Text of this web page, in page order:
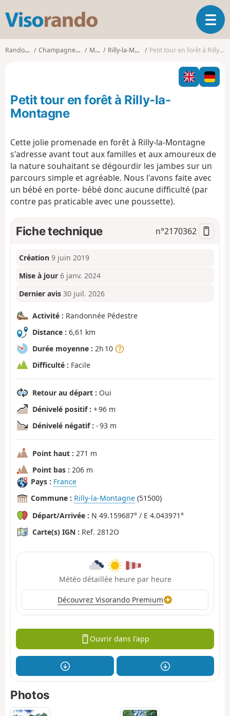
s
o
O
u
v
i
r
l
g
a
t
Randonnées Champagne-Ardenne Marne Rilly-la-Montagne Petit tour en forêt à Rilly-la-Montagne
Petit tour en forêt à Rilly-la-
Montagne
Cette jolie promenade en forêt à Rilly-la-Montagne
s'adresse avant tout aux familles et aux amoureux de
la nature souhaitant se dégourdir les jambes sur un
parcours simple et agréable. Nous l'avons faite avec
un bébé en porte- bébé donc aucune difficulté (par
contre pas praticable avec une poussette).
Fiche technique n°2170362
Création 9 juin 2019
Mise à jour 6 janv. 2024
Dernier avis 30 juil. 2026
Activité : Randonnée Pédestre
Distance : 6,61 km
Durée moyenne : 2h 10
Difficulté : Facile
Retour au départ : Oui
Dénivelé positif : + 96 m
Dénivelé négatif : - 93 m
Point haut : 271 m
Point bas : 206 m
Pays : France
Commune : Rilly-la-Montagne (51500)
Départ/Arrivée : N 49.159687° / E 4.043971°
Carte(s) IGN : Ref. 2812O
Météo détaillée heure par heure
Découvrez Visorando Premium
Ouvrir dans l'app
Photos